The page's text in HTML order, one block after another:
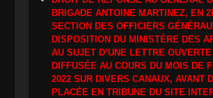
BRIGADE ANTOINE MARTINEZ, EN
SECTION DES OFFICIERS
DISPOSITION DU MINISTÈRE DES
AU SUJET D’UNE LETTRE OUVERTE
DIFFUSÉE AU COURS DU MOIS DE
2022 SUR DIVERS CANAUX, AVANT
PLACÉE EN TRIBUNE DU SITE